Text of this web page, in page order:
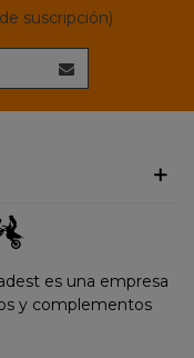
suscripción)
es una empresa
y complementos